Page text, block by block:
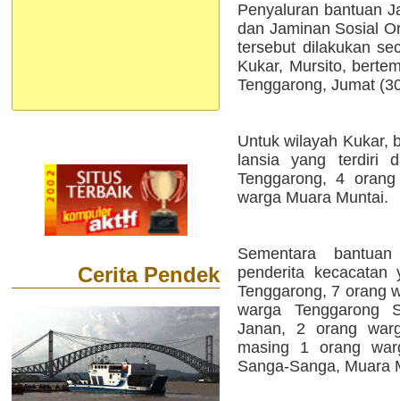
Cerita Pendek
Penyaluran bantuan
dan Jaminan Sosial
tersebut dilakukan
Kukar, Mursito,
Tenggarong, Jumat
Untuk wilayah Kukar,
lansia yang terdiri
Tenggarong, 4
warga Muara Muntai.
Sementara
penderita
Tenggarong, 7 orang
warga Tenggarong
Janan, 2 orang
masing 1 orang
Sanga-Sanga, Muara